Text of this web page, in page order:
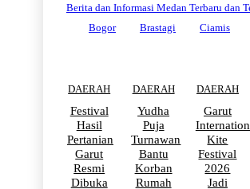
Berita dan Informasi Medan Terbaru dan
Bogor
Brastagi Ciamis
DAERAH
Festival
Hasil
Pertanian
Garut
Resmi
Dibuka
DAERAH
Yudha
Puja
Turnawan
Bantu
Korban
Rumah
DAERAH
Garut
Kite
Festival
2026
Jadi